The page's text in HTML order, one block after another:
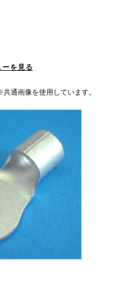
ーを見る
通画像を使用しています。